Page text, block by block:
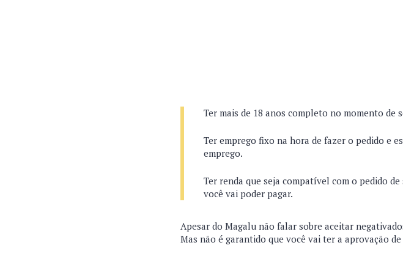
Ter mais de 18 anos completo no momento de
Ter emprego fixo na hora de fazer o pedido e
emprego.
Ter renda que seja compatível com o pedido
você vai poder pagar.
Apesar do Magalu não falar sobre aceitar
Mas não é garantido que você vai ter a aprovação